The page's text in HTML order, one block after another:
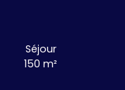
Séjour
150 m²